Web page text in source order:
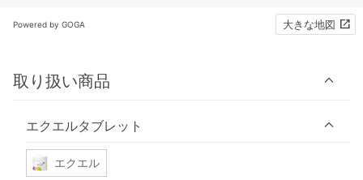
Powered by GOGA 大きな地図
取り扱い商品
エクエルタブレット
エクエル